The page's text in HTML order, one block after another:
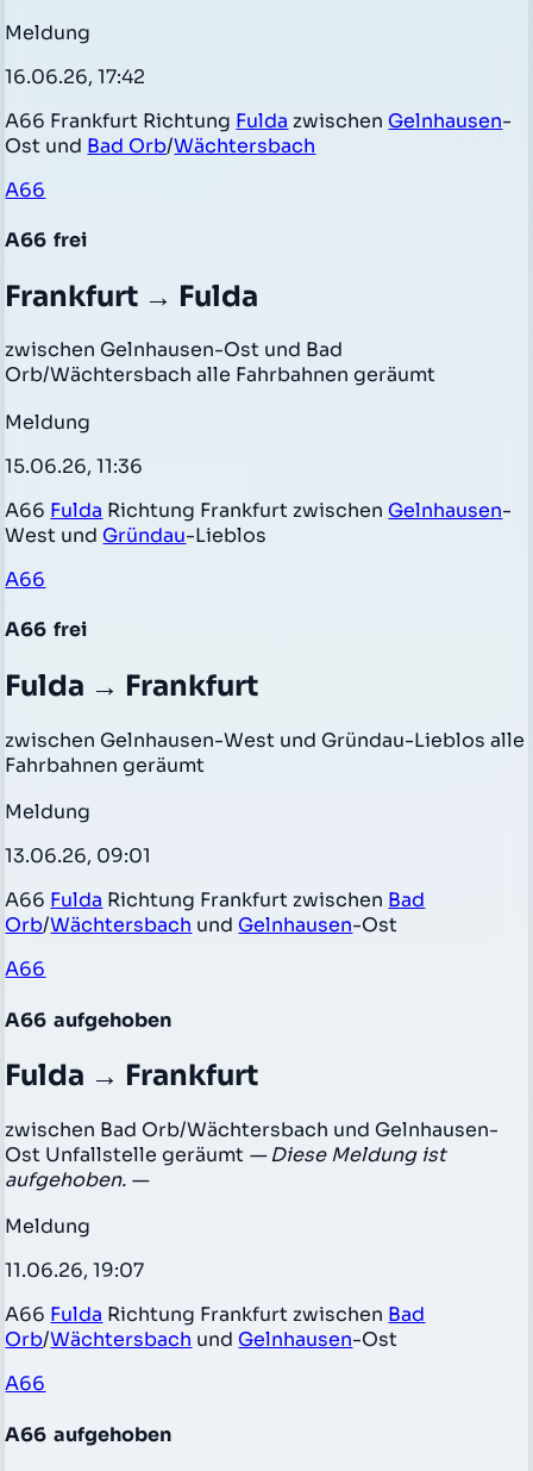
Meldung
16.06.26, 17:42
A66 Frankfurt Richtung Fulda zwischen Gelnhausen-
Ost und Bad Orb/Wächtersbach
A66
A66 frei
Frankfurt → Fulda
zwischen Gelnhausen-Ost und Bad
Orb/Wächtersbach alle Fahrbahnen geräumt
Meldung
15.06.26, 11:36
A66 Fulda Richtung Frankfurt zwischen Gelnhausen-
West und Gründau-Lieblos
A66
A66 frei
Fulda → Frankfurt
zwischen Gelnhausen-West und Gründau-Lieblos alle
Fahrbahnen geräumt
Meldung
13.06.26, 09:01
A66 Fulda Richtung Frankfurt zwischen Bad
Orb/Wächtersbach und Gelnhausen-Ost
A66
A66 aufgehoben
Fulda → Frankfurt
zwischen Bad Orb/Wächtersbach und Gelnhausen-
Ost Unfallstelle geräumt — Diese Meldung ist
aufgehoben. —
Meldung
11.06.26, 19:07
A66 Fulda Richtung Frankfurt zwischen Bad
Orb/Wächtersbach und Gelnhausen-Ost
A66
A66 aufgehoben